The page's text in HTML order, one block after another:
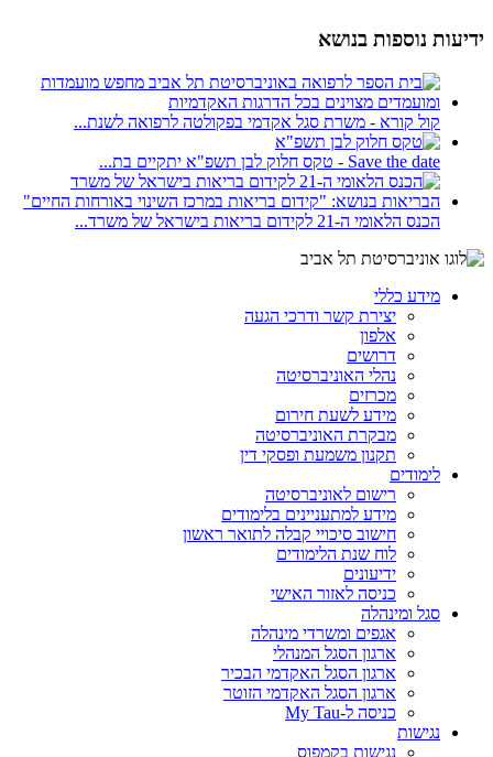
ידיעות נוספות בנושא
קול קורא - משרת סגל אקדמי בפקולטה לרפואה לשנת...
Save the date - טקס חלוק לבן תשפ"א יתקיים בת...
הכנס הלאומי ה-21 לקידום בריאות בישראל של משרד...
מידע כללי
יצירת קשר ודרכי הגעה
אלפון
דרושים
נהלי האוניברסיטה
מכרזים
מידע לשעת חירום
מבקרת האוניברסיטה
תקנון משמעת ופסקי דין
לימודים
רישום לאוניברסיטה
מידע למתעניינים בלימודים
חישוב סיכויי קבלה לתואר ראשון
לוח שנת הלימודים
ידיעונים
כניסה לאזור האישי
סגל ומינהלה
אגפים ומשרדי מינהלה
ארגון הסגל המנהלי
ארגון הסגל האקדמי הבכיר
ארגון הסגל האקדמי הזוטר
כניסה ל-My Tau
נגישות
נגישות בקמפוס